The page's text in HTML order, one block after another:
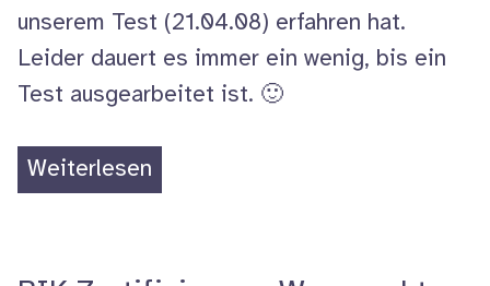
unserem Test (21.04.08) erfahren hat.
Leider dauert es immer ein wenig, bis ein
Test ausgearbeitet ist. 🙂
Weiterlesen
barrierefrei“